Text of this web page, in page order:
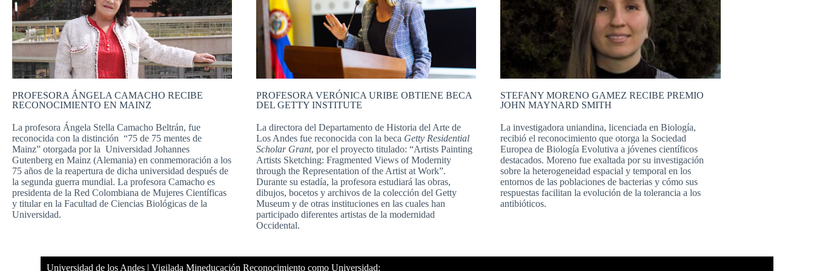
PROFESORA ÁNGELA CAMACHO RECIBE
RECONOCIMIENTO EN MAINZ
La profesora Ángela Stella Camacho Beltrán, fue
reconocida con la distinción “75 de 75 mentes de
Mainz” otorgada por la Universidad Johannes
Gutenberg en Mainz (Alemania) en conmemoración a los
75 años de la reapertura de dicha universidad después de
la segunda guerra mundial. La profesora Camacho es
presidenta de la Red Colombiana de Mujeres Científicas
y titular en la Facultad de Ciencias Biológicas de la
Universidad.
PROFESORA VERÓNICA URIBE OBTIENE BECA
DEL GETTY INSTITUTE
La directora del Departamento de Historia del Arte de
Los Andes fue reconocida con la beca Getty Residential
Scholar Grant, por el proyecto titulado: “Artists Painting
Artists Sketching: Fragmented Views of Modernity
through the Representation of the Artist at Work”.
Durante su estadía, la profesora estudiará las obras,
dibujos, bocetos y archivos de la colección del Getty
Museum y de otras instituciones en las cuales han
participado diferentes artistas de la modernidad
Occidental.
STEFANY MORENO GAMEZ RECIBE PREMIO
JOHN MAYNARD SMITH
La investigadora uniandina, licenciada en Biología,
recibió el reconocimiento que otorga la Sociedad
Europea de Biología Evolutiva a jóvenes científicos
destacados. Moreno fue exaltada por su investigación
sobre la heterogeneidad espacial y temporal en los
entornos de las poblaciones de bacterias y cómo sus
respuestas facilitan la evolución de la tolerancia a los
antibióticos.
Universidad de los Andes | Vigilada Mineducación Reconocimiento como Universidad: